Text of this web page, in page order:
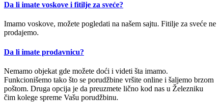
Da li imate voskove i fitilje za sveće?
Imamo voskove, možete pogledati na našem sajtu. Fitilje za sveće ne
prodajemo.
Da li imate prodavnicu?
Nemamo objekat gde možete doći i videti šta imamo.
Funkcionišemo tako što se porudžbine vršite online i šaljemo brzom
poštom. Druga opcija je da preuzmete lično kod nas u Železniku
čim kolege spreme Vašu porudžbinu.